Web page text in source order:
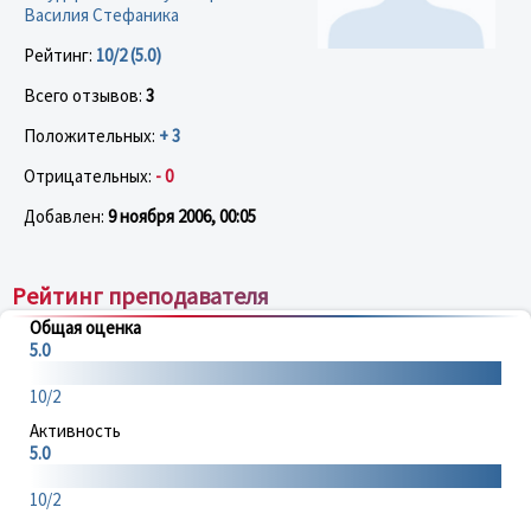
Василия Стефаника
Рейтинг: 10/2 (5.0)
Всего отзывов: 3
Положительных: + 3
Отрицательных: - 0
Добавлен: 9 ноября 2006, 00:05
Рейтинг преподавателя
Общая оценка
5.0
10/2
Активность
5.0
10/2